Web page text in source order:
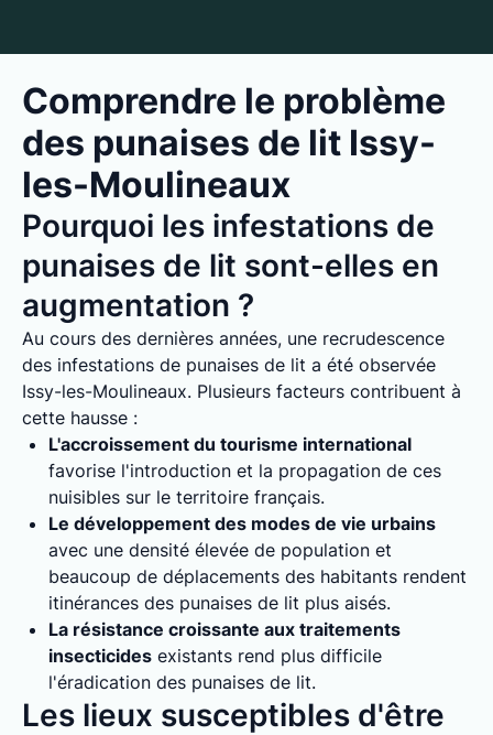
Comprendre le problème
des punaises de lit Issy-
les-Moulineaux
Pourquoi les infestations de
punaises de lit sont-elles en
augmentation ?
Au cours des dernières années, une recrudescence
des infestations de punaises de lit a été observée
Issy-les-Moulineaux. Plusieurs facteurs contribuent à
cette hausse :
L'accroissement du tourisme international
favorise l'introduction et la propagation de ces
nuisibles sur le territoire français.
Le développement des modes de vie urbains
avec une densité élevée de population et
beaucoup de déplacements des habitants rendent
itinérances des punaises de lit plus aisés.
La résistance croissante aux traitements
insecticides existants rend plus difficile
l'éradication des punaises de lit.
Les lieux susceptibles d'être